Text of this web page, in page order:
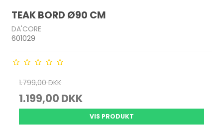
TEAK BORD Ø90 CM
DA'CORE
601029
1.799,00 DKK
1.199,00 DKK
VIS PRODUKT